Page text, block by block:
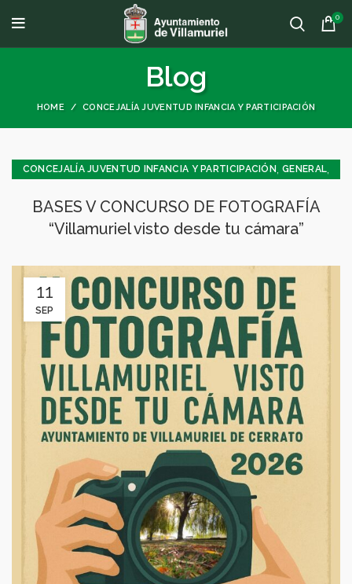
0
Blog
HOME CONCEJALÍA JUVENTUD INFANCIA Y PARTICIPACIÓN
CONCEJALÍA JUVENTUD INFANCIA Y PARTICIPACIÓN ,GENERAL
BASES V CONCURSO DE FOTOGRAFÍA
“Villamuriel visto desde tu cámara”
11
SEP